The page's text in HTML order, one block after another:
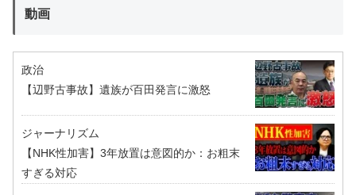
動画
政治
【辺野古事故】遺族が百田発言に激怒
ジャーナリズム
【NHK性加害】3年放置は意図的か：お粗末
すぎる対応